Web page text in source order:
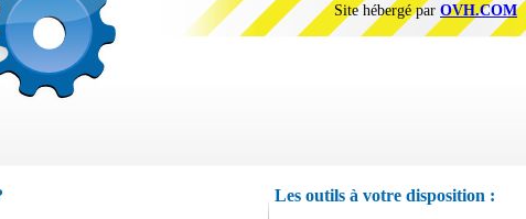
Site hébergé par OVH.COM
Les outils à votre disposition :